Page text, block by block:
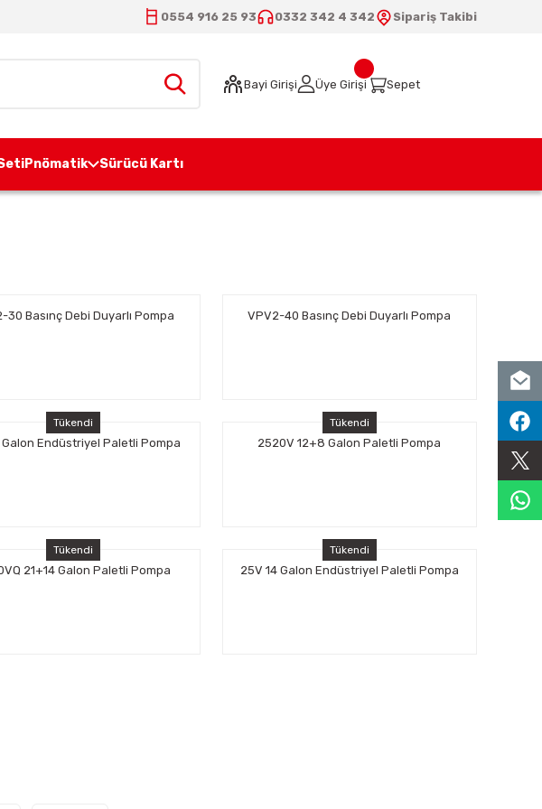
0554 916 25 93 0332 342 4 342 Sipariş Takibi
Bayi Girişi Üye Girişi Sepet
Pnömatik Sürücü Kartı
30 Basınç Debi Duyarlı Pompa VPV2-40 Basınç Debi Duyarlı Pompa
Tükendi
Endüstriyel Paletli Pompa
Tükendi
2520V 12+8 Galon Paletli Pompa
Tükendi
21+14 Galon Paletli Pompa
Tükendi
25V 14 Galon Endüstriyel Paletli Pompa